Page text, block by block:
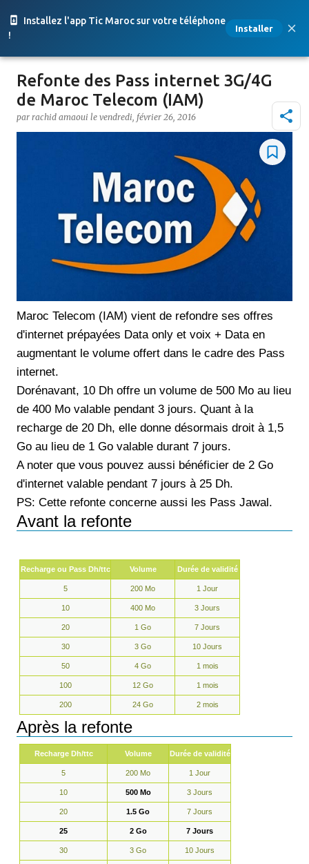
Installez l'app Tic Maroc sur votre téléphone
!
Installer
Accéder au contenu principal
Refonte des Pass internet 3G/4G
de Maroc Telecom (IAM)
par rachid amaoui le vendredi, février 26, 2016
Maroc Telecom (IAM) vient de refondre ses offres
d'internet prépayées Data only et voix + Data en
augmentant le volume offert dans le cadre des Pass
internet.
Dorénavant, 10 Dh offre un volume de 500 Mo au lieu
de 400 Mo valable pendant 3 jours. Quant à la
recharge de 20 Dh, elle donne désormais droit à 1,5
Go au lieu de 1 Go valable durant 7 jours.
A noter que vous pouvez aussi bénéficier de 2 Go
d'internet valable pendant 7 jours à 25 Dh.
PS: Cette refonte concerne aussi les Pass Jawal.
Avant la refonte
Recharge ou Pass Dh/ttc Volume Durée de validité
5 200 Mo 1 Jour
10 400 Mo 3 Jours
20 1 Go 7 Jours
30 3 Go 10 Jours
50 4 Go 1 mois
100 12 Go 1 mois
200 24 Go 2 mois
Après la refonte
Recharge Dh/ttc Volume Durée de validité
5 200 Mo 1 Jour
10 500 Mo 3 Jours
20 1.5 Go 7 Jours
25 2 Go 7 Jours
30 3 Go 10 Jours